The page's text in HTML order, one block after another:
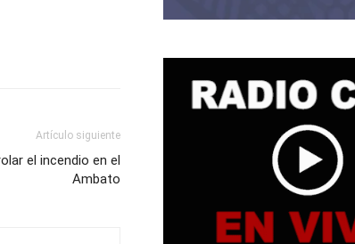
Artículo siguiente
el incendio en el
Ambato